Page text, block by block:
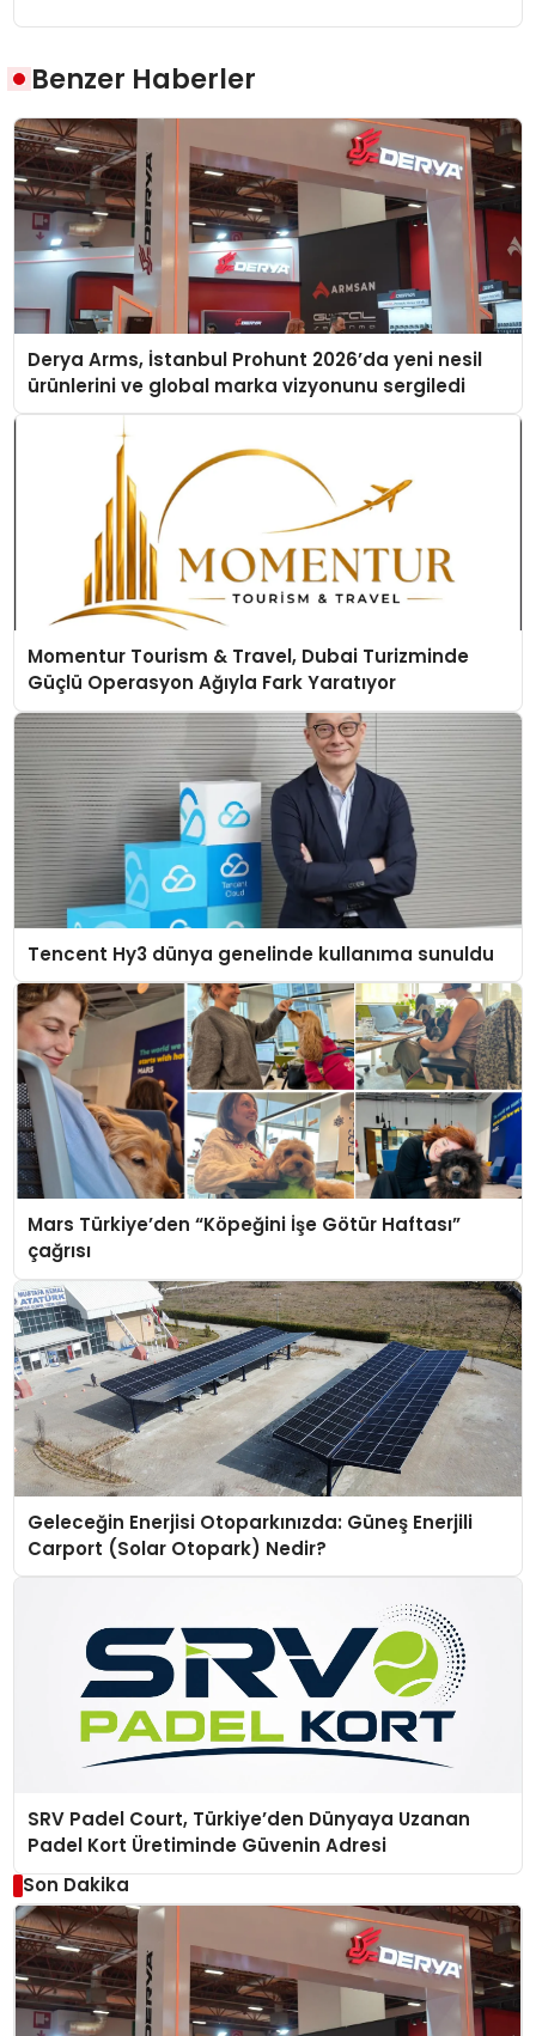
Benzer Haberler
Derya Arms, İstanbul Prohunt 2026’da yeni nesil
ürünlerini ve global marka vizyonunu sergiledi
Momentur Tourism & Travel, Dubai Turizminde
Güçlü Operasyon Ağıyla Fark Yaratıyor
Tencent Hy3 dünya genelinde kullanıma sunuldu
Mars Türkiye’den “Köpeğini İşe Götür Haftası”
çağrısı
Geleceğin Enerjisi Otoparkınızda: Güneş Enerjili
Carport (Solar Otopark) Nedir?
SRV Padel Court, Türkiye’den Dünyaya Uzanan
Padel Kort Üretiminde Güvenin Adresi
Son Dakika